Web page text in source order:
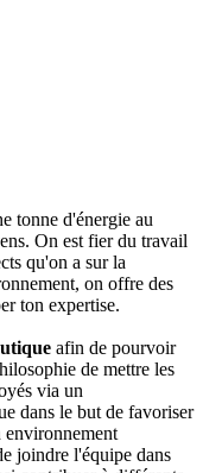
tonne d'énergie au
On est fier du travail
qu'on a sur la
on offre des
ton expertise.
afin de pourvoir
de mettre les
via un
dans le but de favoriser
environnement
joindre l'équipe dans